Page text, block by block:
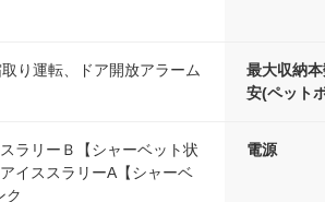
り運転、ドア開放アラーム
最大収納本
安(ペット
ラリーＢ【シャーベット状
イススラリーA【シャーベ
ク
電源